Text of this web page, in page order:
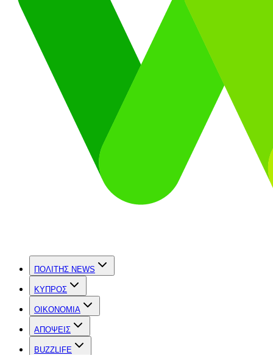
ΠΟΛΙΤΗΣ NEWS
ΚΥΠΡΟΣ
OIKONOMIA
ΑΠΟΨΕΙΣ
BUZZLIFE